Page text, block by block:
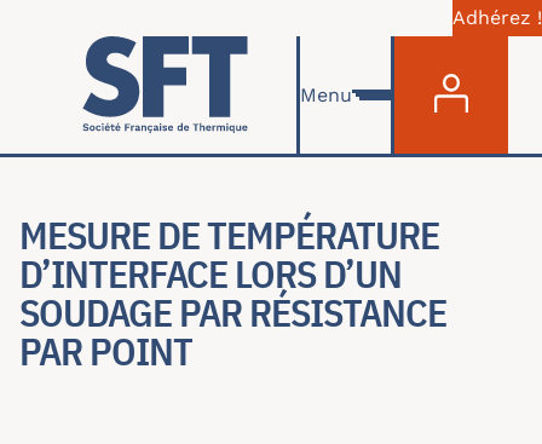
Skip to main content
Adhérez !
Menu
MESURE DE TEMPÉRATURE
D’INTERFACE LORS D’UN
SOUDAGE PAR RÉSISTANCE
PAR POINT